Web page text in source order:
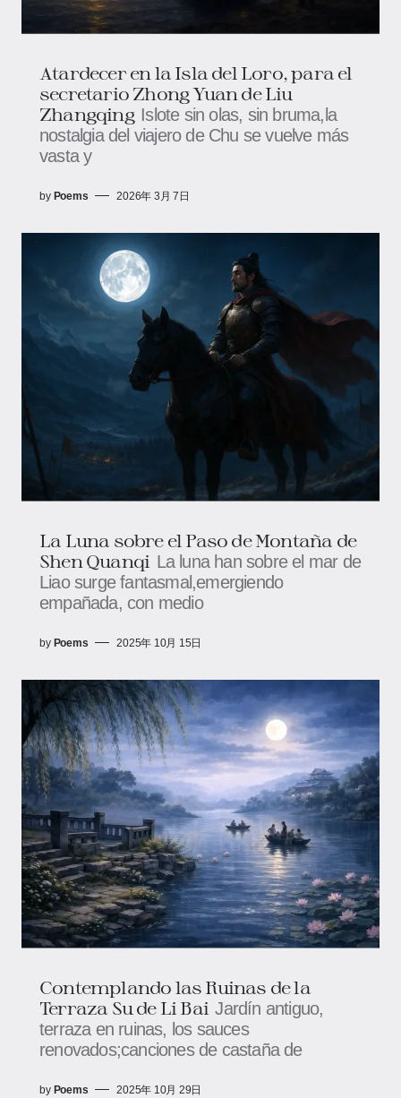
Atardecer en la Isla del Loro, para el
secretario Zhong Yuan de Liu
Zhangqing Islote sin olas, sin bruma,la
nostalgia del viajero de Chu se vuelve más
vasta y
by Poems 2026年 3月 7日
La Luna sobre el Paso de Montaña de
Shen Quanqi La luna han sobre el mar de
Liao surge fantasmal,emergiendo
empañada, con medio
by Poems 2025年 10月 15日
Contemplando las Ruinas de la
Terraza Su de Li Bai Jardín antiguo,
terraza en ruinas, los sauces
renovados;canciones de castaña de
by Poems 2025年 10月 29日